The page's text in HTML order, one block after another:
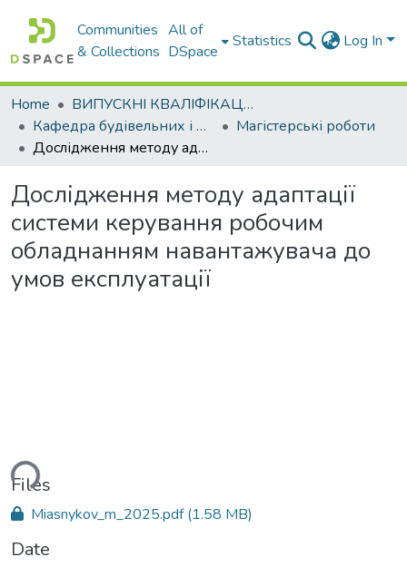
Communities
& Collections
All of
DSpace
Statistics Log In
Home
ВИПУСКНІ КВАЛІФІКАЦІЙНІ РОБОТИ
Кафедра будівельних і дорожніх машин
Магістерські роботи
Дослідження методу адаптації системи керування робочим обладнанням навантажувача до умов експлуатації
Дослідження методу адаптації
системи керування робочим
обладнанням навантажувача до
умов експлуатації
Files
Miasnykov_m_2025.pdf(1.58 MB)
Date